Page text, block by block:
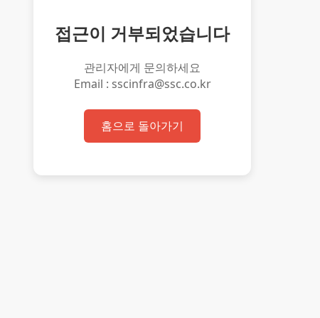
접근이 거부되었습니다
관리자에게 문의하세요
Email : sscinfra@ssc.co.kr
홈으로 돌아가기